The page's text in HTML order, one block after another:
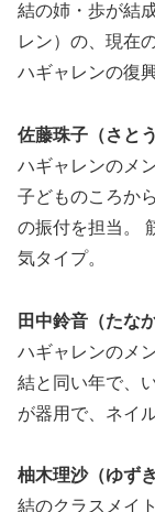
結の姉・歩が結
レン）の、現在
ハギャレンの復
佐藤珠子（さと
ハギャレンのメ
子どものころか
の振付を担当。
気タイプ。
田中鈴音（たな
ハギャレンのメ
結と同い年で、
が器用で、ネイ
柚木理沙（ゆず
結のクラスメイト